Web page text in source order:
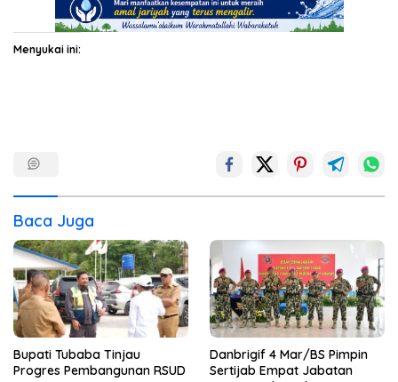
Menyukai ini:
Baca Juga
Bupati Tubaba Tinjau
Progres Pembangunan RSUD
Danbrigif 4 Mar/BS Pimpin
Sertijab Empat Jabatan